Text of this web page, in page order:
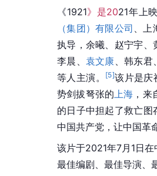
《1921》是2021年上
（集团）有限公司
、
执导，余曦、赵宁宇、
李晨、 袁文康 、韩东君
等人主演。
[5]该片是庆
势剑拔弩张的 上海 ，
的日子中担起了救亡
中国共产党，让中国革
该片于2021年7月1日
最佳编剧、最佳导演、